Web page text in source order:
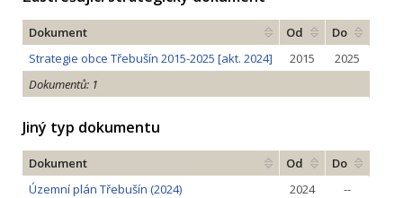
Dokument Od
Do
Strategie obce Třebušín 2015-2025 [akt. 2024]
2015
2025
Dokumentů: 1
Jiný typ dokumentu
Dokument Od
Do
Územní plán Třebušín (2024)
2024
--